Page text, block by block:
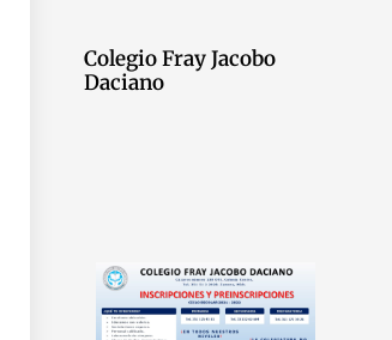
Colegio Fray Jacobo
Daciano